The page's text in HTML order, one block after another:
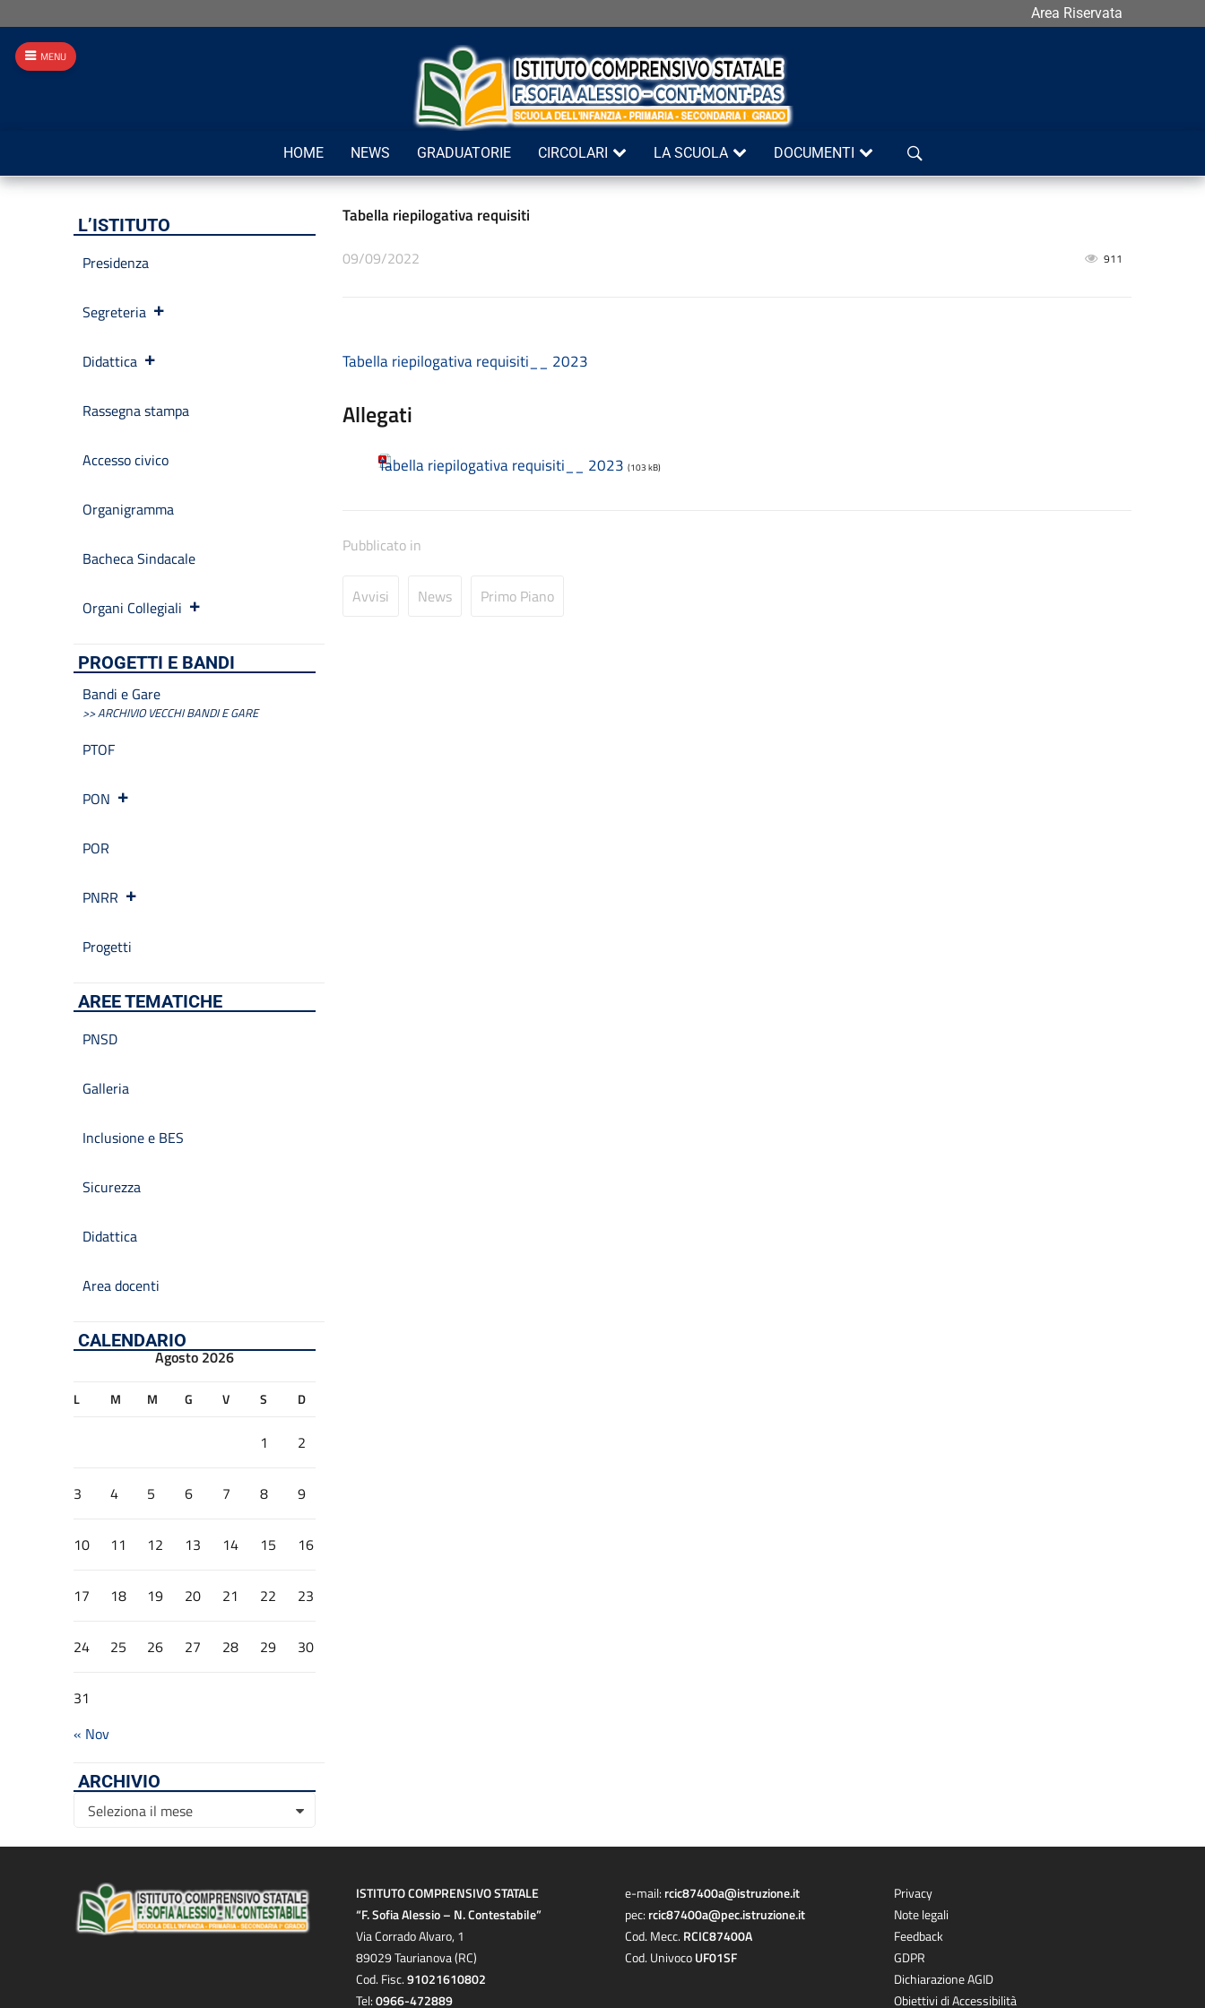
Area Riservata
Cerca
HOME NEWS GRADUATORIE CIRCOLARI LA SCUOLA DOCUMENTI
Tabella riepilogativa requisiti
09/09/2022 911
Tabella riepilogativa requisiti__ 2023
Allegati
Tabella riepilogativa requisiti__ 2023 (103 kB)
Pubblicato in
Avvisi News Primo Piano
L’ISTITUTO
Presidenza
Segreteria
Didattica
Rassegna stampa
Accesso civico
Organigramma
Bacheca Sindacale
Organi Collegiali
PROGETTI E BANDI
Bandi e Gare
>> ARCHIVIO VECCHI BANDI E GARE
PTOF
PON
POR
PNRR
Progetti
AREE TEMATICHE
PNSD
Galleria
Inclusione e BES
Sicurezza
Didattica
Area docenti
CALENDARIO
Agosto 2026
L M M G V S D
1 2
3 4 5 6 7 8 9
10 11 12 13 14 15 16
17 18 19 20 21 22 23
24 25 26 27 28 29 30
31
« Nov
ARCHIVIO
Archivio
Seleziona il mese
ISTITUTO COMPRENSIVO STATALE
“F. Sofia Alessio – N. Contestabile”
Via Corrado Alvaro, 1
89029 Taurianova (RC)
Cod. Fisc.91021610802
Tel:0966-472889
e-mail: rcic87400a@istruzione.it
pec: rcic87400a@pec.istruzione.it
Cod. Mecc. RCIC87400A
Cod. UnivocoUF01SF
Privacy
Note legali
Feedback
GDPR
Dichiarazione AGID
Obiettivi di Accessibilità
MENU